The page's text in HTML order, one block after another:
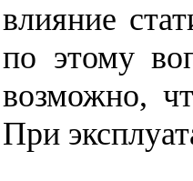
влияние
по этому
возможно,
При